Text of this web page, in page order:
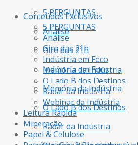
5 PERGUNTAS
Análise
Giro das 21h
Indústria em Foco
Memória da Indústria
O Lado B dos Destinos
Radar da Indústria
Conteúdos Exclusivos
5 PERGUNTAS
Análise
Giro das 21h
Indústria em Foco
Memória da Indústria
O Lado B dos Destinos
Radar da Indústria
Webinar da Indústria
Leitura Rápida
Mineração
Papel & Celulose